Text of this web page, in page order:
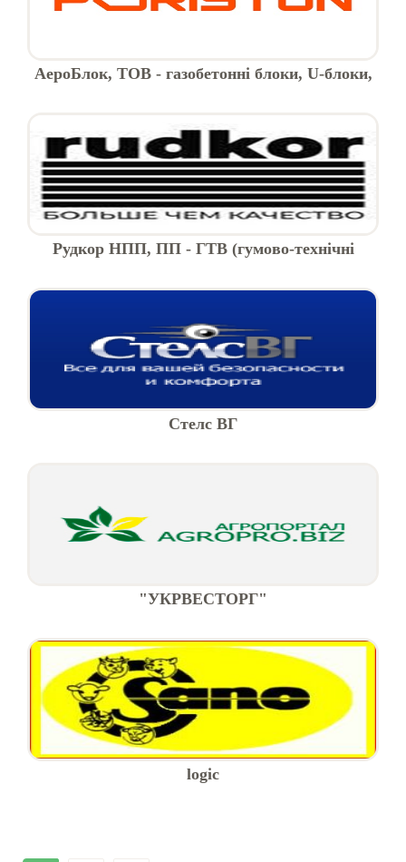
АероБлок, ТОВ - газобетонні блоки, U-блоки,
Рудкор НПП, ПП - ГТВ (гумово-технічні
Стелс ВГ
"УКРВЕСТОРГ"
logic